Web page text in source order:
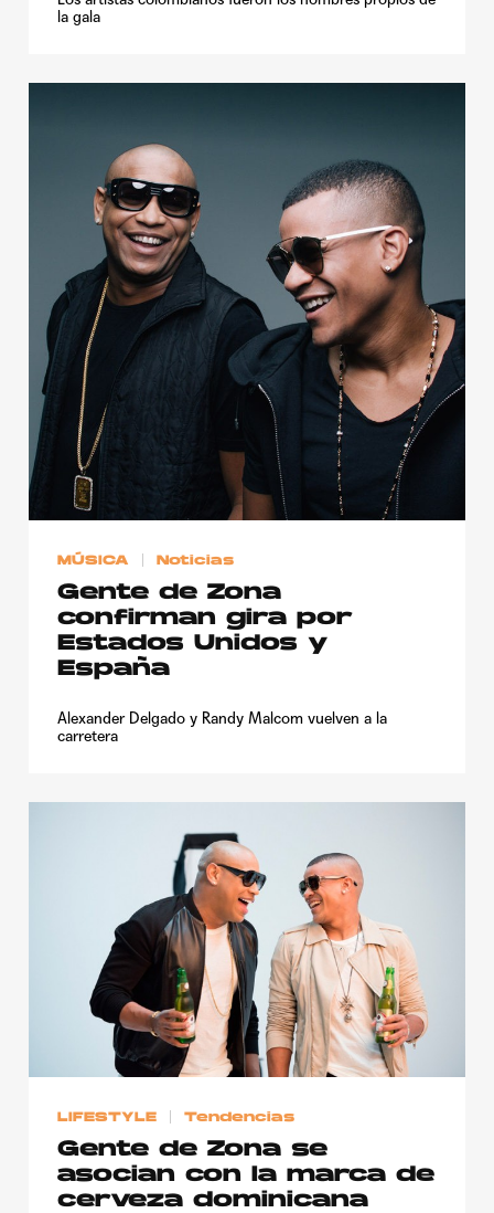
la gala
MÚSICA Noticias
Gente de Zona
confirman gira por
Estados Unidos y
España
Alexander Delgado y Randy Malcom vuelven a la
carretera
LIFESTYLE Tendencias
Gente de Zona se
asocian con la marca de
cerveza dominicana